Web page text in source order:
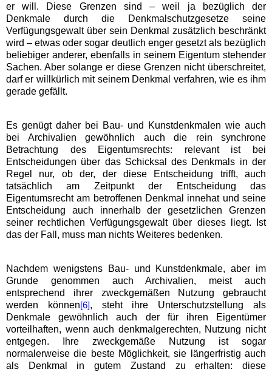
er will. Diese Grenzen sind – weil ja bezüglich der
Denkmale durch die Denkmalschutzgesetze seine
Verfügungsgewalt über sein Denkmal zusätzlich beschränkt
wird – etwas oder sogar deutlich enger gesetzt als bezüglich
beliebiger anderer, ebenfalls in seinem Eigentum stehender
Sachen. Aber solange er diese Grenzen nicht überschreitet,
darf er willkürlich mit seinem Denkmal verfahren, wie es ihm
gerade gefällt.
Es genügt daher bei Bau- und Kunstdenkmalen wie auch
bei Archivalien gewöhnlich auch die rein synchrone
Betrachtung des Eigentumsrechts: relevant ist bei
Entscheidungen über das Schicksal des Denkmals in der
Regel nur, ob der, der diese Entscheidung trifft, auch
tatsächlich am Zeitpunkt der Entscheidung das
Eigentumsrecht am betroffenen Denkmal innehat und seine
Entscheidung auch innerhalb der gesetzlichen Grenzen
seiner rechtlichen Verfügungsgewalt über dieses liegt. Ist
das der Fall, muss man nichts Weiteres bedenken.
Nachdem wenigstens Bau- und Kunstdenkmale, aber im
Grunde genommen auch Archivalien, meist auch
entsprechend ihrer zweckgemäßen Nutzung gebraucht
werden können[6], steht ihre Unterschutzstellung als
Denkmale gewöhnlich auch der für ihren Eigentümer
vorteilhaften, wenn auch denkmalgerechten, Nutzung nicht
entgegen. Ihre zweckgemäße Nutzung ist sogar
normalerweise die beste Möglichkeit, sie längerfristig auch
als Denkmal in gutem Zustand zu erhalten: diese